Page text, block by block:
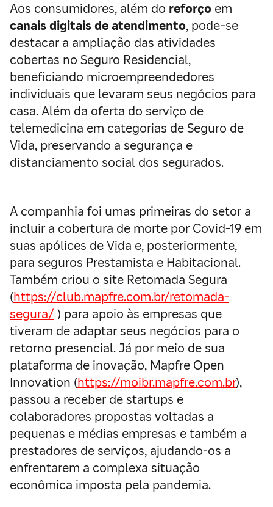
Aos consumidores, além do reforço em
canais digitais de atendimento, pode-se
destacar a ampliação das atividades
cobertas no Seguro Residencial,
beneficiando microempreendedores
individuais que levaram seus negócios para
casa. Além da oferta do serviço de
telemedicina em categorias de Seguro de
Vida, preservando a segurança e
distanciamento social dos segurados.
A companhia foi umas primeiras do setor a
incluir a cobertura de morte por Covid-19 em
suas apólices de Vida e, posteriormente,
para seguros Prestamista e Habitacional.
Também criou o site Retomada Segura
(https://club.mapfre.com.br/retomada-
segura/ ) para apoio às empresas que
tiveram de adaptar seus negócios para o
retorno presencial. Já por meio de sua
plataforma de inovação, Mapfre Open
Innovation (https://moibr.mapfre.com.br),
passou a receber de startups e
colaboradores propostas voltadas a
pequenas e médias empresas e também a
prestadores de serviços, ajudando-os a
enfrentarem a complexa situação
econômica imposta pela pandemia.